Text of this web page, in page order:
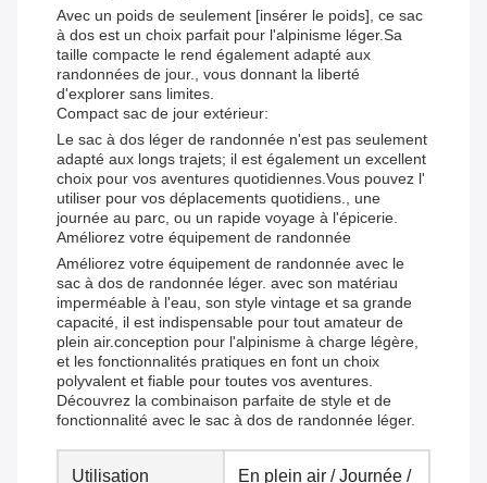
Avec un poids de seulement [insérer le poids], ce sac
à dos est un choix parfait pour l'alpinisme léger.Sa
taille compacte le rend également adapté aux
randonnées de jour., vous donnant la liberté
d'explorer sans limites.
Compact sac de jour extérieur:
Le sac à dos léger de randonnée n'est pas seulement
adapté aux longs trajets; il est également un excellent
choix pour vos aventures quotidiennes.Vous pouvez l'
utiliser pour vos déplacements quotidiens., une
journée au parc, ou un rapide voyage à l'épicerie.
Améliorez votre équipement de randonnée
Améliorez votre équipement de randonnée avec le
sac à dos de randonnée léger. avec son matériau
imperméable à l'eau, son style vintage et sa grande
capacité, il est indispensable pour tout amateur de
plein air.conception pour l'alpinisme à charge légère,
et les fonctionnalités pratiques en font un choix
polyvalent et fiable pour toutes vos aventures.
Découvrez la combinaison parfaite de style et de
fonctionnalité avec le sac à dos de randonnée léger.
Utilisation En plein air / Journée /